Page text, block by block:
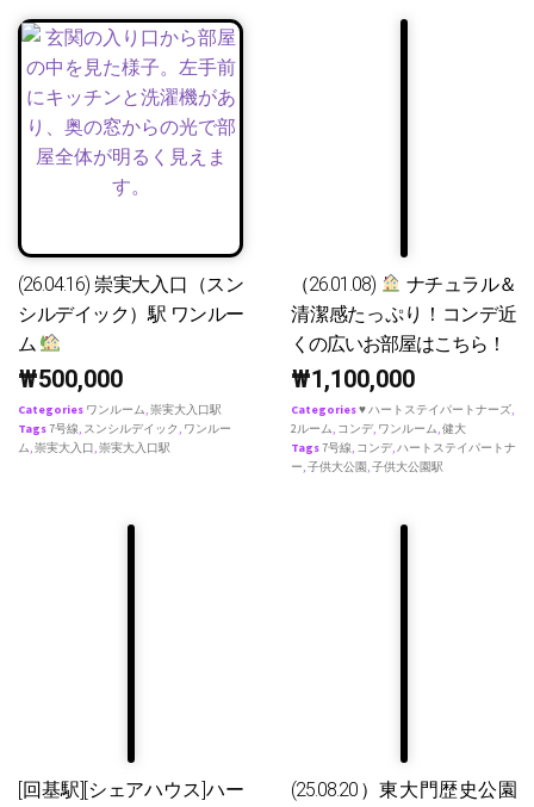
(26.04.16) 崇実大入口（スン
シルデイック）駅 ワンルー
ム
₩500,000
Categories ワンルーム,崇実大入口駅
Tags7号線, スンシルデイック , ワンルー
ム,崇実大入口,崇実大入口駅
（26.01.08)
ナチュラル＆
清潔感たっぷり！コンデ近
くの広いお部屋はこちら！
₩1,100,000
Categories♥ ハートステイパートナーズ,
2ルーム, コンデ, ワンルーム,健大
Tags7号線, コンデ,ハートステイパートナ
ー,子供大公園 ,子供大公園駅
[回基駅][シェアハウス]ハー
(25.08.20）東大門歴史公園